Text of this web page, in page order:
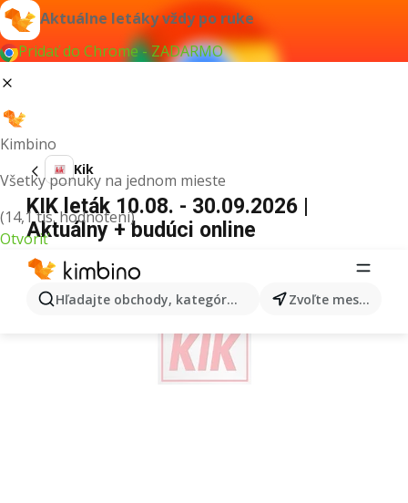
Aktuálne letáky vždy po ruke
Pridať do Chrome - ZADARMO
Kimbino
Všetky ponuky na jednom mieste
(14,1 tis. hodnotení)
Otvoriť
Hľadajte obchody, kategórie, produkty... Zvoľte mesto
Kik
KIK leták 10.08. - 30.09.2026 |
Aktuálny + budúci online